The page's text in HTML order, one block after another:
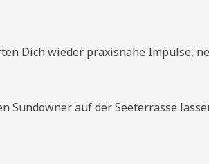
Dich wieder praxisnahe Impulse,
auf der Seeterrasse